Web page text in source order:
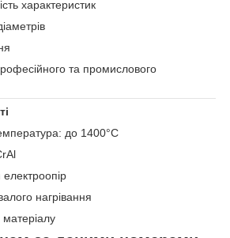
характеристик
та промислового
до 1400°C
нагрівання
матеріалу